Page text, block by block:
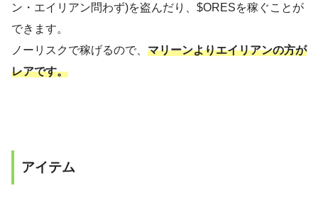
ン・エイリアン問わず)を盗んだり、$ORESを稼ぐことが
できます。
ノーリスクで稼げるので、 マリーンよりエイリアンの方が
レアです。
アイテム